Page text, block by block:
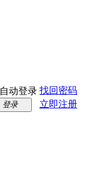
自动登录 找回密码
登录
立即注册